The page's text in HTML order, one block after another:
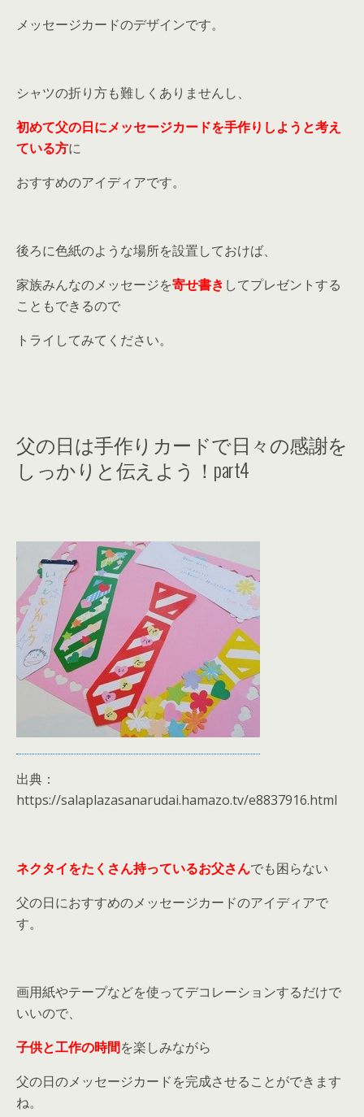
メッセージカードのデザインです。
シャツの折り方も難しくありませんし、
初めて父の日にメッセージカードを手作りしようと考え
ている方に
おすすめのアイディアです。
後ろに色紙のような場所を設置しておけば、
家族みんなのメッセージを寄せ書き してプレゼントする
こともできるので
トライしてみてください。
父の日は手作りカードで日々の感謝を
しっかりと伝えよう！part4
出典：
https://salaplazasanarudai.hamazo.tv/e8837916.html
ネクタイをたくさん持っているお父さんでも困らない
父の日におすすめのメッセージカードのアイディアで
す。
画用紙やテープなどを使ってデコレーションするだけで
いいので、
子供と工作の時間を楽しみながら
父の日のメッセージカードを完成させることができます
ね。